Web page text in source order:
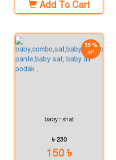
Add To Cart
35 %
off
baby t shat
৳ 230
150 ৳